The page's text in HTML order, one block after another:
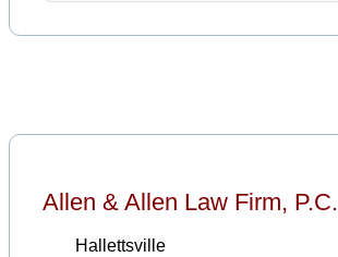
Allen & Allen Law Firm, P.C.
Hallettsville